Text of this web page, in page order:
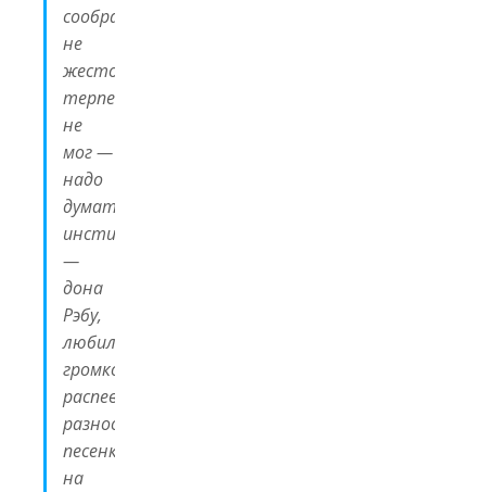
сообразителен,
не
жесток,
терпеть
не
мог —
надо
думать,
инстинктивно
—
дона
Рэбу,
любил
громко
распевать
разнообразные
песенки
на